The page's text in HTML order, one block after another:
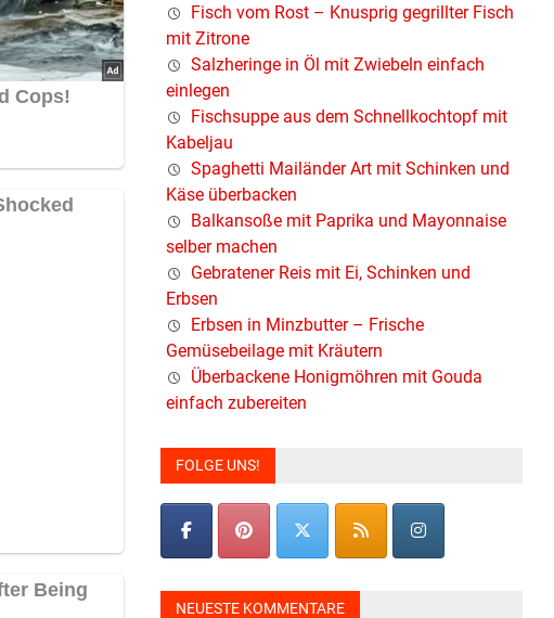
Fisch vom Rost – Knusprig gegrillter Fisch
mit Zitrone
Salzheringe in Öl mit Zwiebeln einfach
einlegen
Fischsuppe aus dem Schnellkochtopf mit
Kabeljau
Spaghetti Mailänder Art mit Schinken und
Käse überbacken
Balkansoße mit Paprika und Mayonnaise
selber machen
Gebratener Reis mit Ei, Schinken und
Erbsen
Erbsen in Minzbutter – Frische
Gemüsebeilage mit Kräutern
Überbackene Honigmöhren mit Gouda
einfach zubereiten
FOLGE UNS!
NEUESTE KOMMENTARE